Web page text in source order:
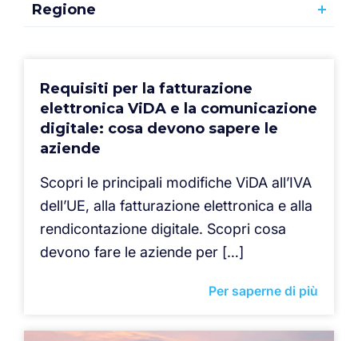
Regione
Requisiti per la fatturazione
elettronica ViDA e la comunicazione
digitale: cosa devono sapere le
aziende
Scopri le principali modifiche ViDA all’IVA
dell’UE, alla fatturazione elettronica e alla
rendicontazione digitale. Scopri cosa
devono fare le aziende per […]
Per saperne di più